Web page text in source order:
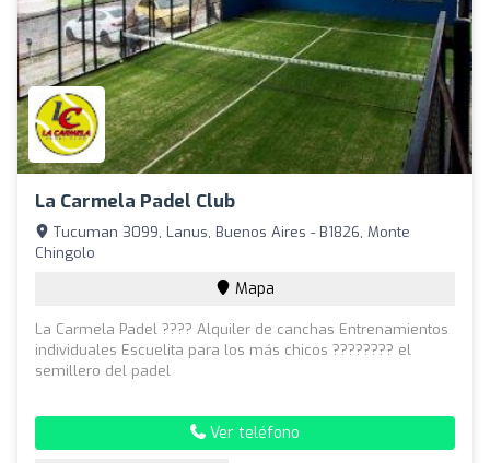
La Carmela Padel Club
Tucuman 3099, Lanus, Buenos Aires - B1826, Monte
Chingolo
Mapa
La Carmela Padel ???? Alquiler de canchas Entrenamientos
individuales Escuelita para los más chicos ???????? el
semillero del padel
Ver teléfono